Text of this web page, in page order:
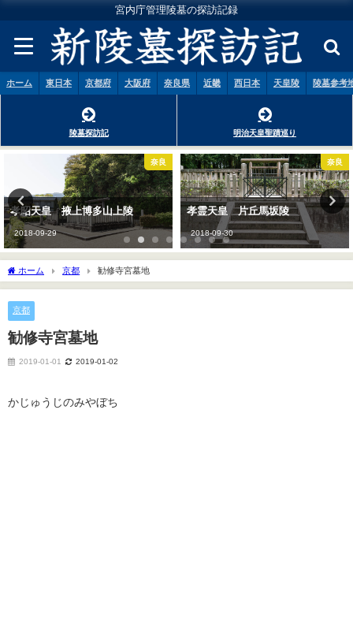
宮内庁管理陵墓の探訪記録
ホーム 東日本 京都府 大阪府 奈良県 近畿 西日本 天皇陵 陵墓参考
陵墓探訪記 明治天皇聖蹟巡り
奈良
孝霊天皇 片丘馬坂陵
2018-09-30
奈良
孝安天皇 玉手丘上陵
2018-09-29
ホーム 京都 勧修寺宮墓地
京都
勧修寺宮墓地
2019-01-01 2019-01-02
かじゅうじのみやぼち